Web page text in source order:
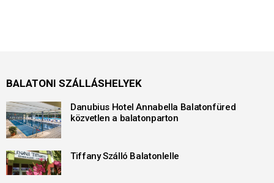
BALATONI SZÁLLÁSHELYEK
Danubius Hotel Annabella Balatonfüred
közvetlen a balatonparton
Tiffany Szálló Balatonlelle